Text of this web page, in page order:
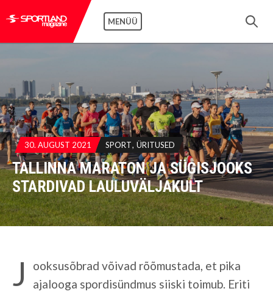
MENÜÜ
30. AUGUST 2021 SPORT ÜRITUSED
TALLINNA MARATON JA SÜGISJOOKS
STARDIVAD LAULUVÄLJAKULT
J
ooksusõbrad võivad rõõmustada, et pika
ajalooga spordisündmus siiski toimub. Eriti